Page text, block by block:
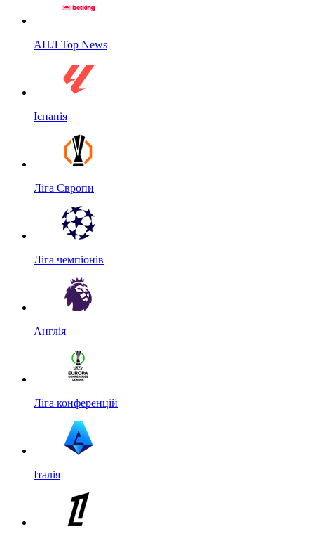
АПЛ Top News
Іспанія
Ліга Європи
Ліга чемпіонів
Англія
Ліга конференцій
Італія